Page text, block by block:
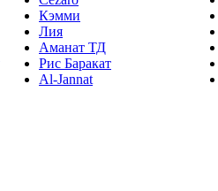
Кэмми
Лия
Аманат ТД
Рис Баракат
Al-Jannat